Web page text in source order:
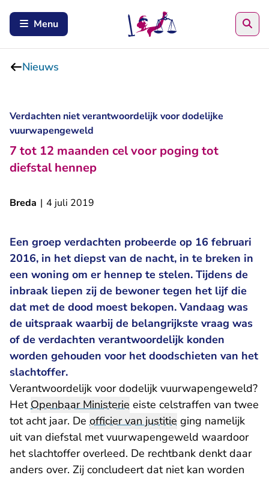
Menu
Nieuws
Verdachten niet verantwoordelijk voor dodelijke
vuurwapengeweld
7 tot 12 maanden cel voor poging tot
diefstal hennep
Breda | 4 juli 2019
Een groep verdachten probeerde op 16 februari
2016, in het diepst van de nacht, in te breken in
een woning om er hennep te stelen. Tijdens de
inbraak liepen zij de bewoner tegen het lijf die
dat met de dood moest bekopen. Vandaag was
de uitspraak waarbij de belangrijkste vraag was
of de verdachten verantwoordelijk konden
worden gehouden voor het doodschieten van het
slachtoffer.
Verantwoordelijk voor dodelijk vuurwapengeweld?
HetOpenbaar Ministerie eiste celstraffen van twee
tot acht jaar. De officier van justitie ging namelijk
uit van diefstal met vuurwapengeweld waardoor
het slachtoffer overleed. De rechtbank denkt daar
anders over. Zij concludeert dat niet kan worden